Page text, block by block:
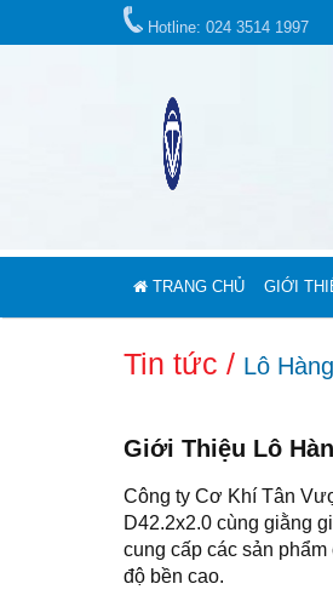
Hotline: 024 3514 1997
TRANG CHỦ GIỚI
Tin tức / Lô
Giới Thiệu Lô
Công ty Cơ Khí Tân
D42.2x2.0 cùng giằng
cung cấp các sản
độ bền cao.